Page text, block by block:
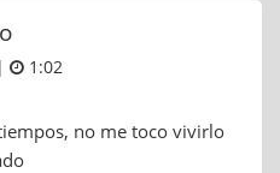
1:02
no me toco vivirlo